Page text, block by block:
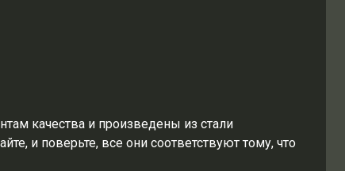
качества и произведены из стали
и поверьте, все они соответствуют тому, что